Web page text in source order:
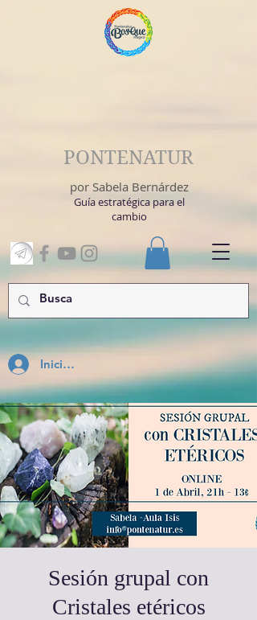
Inicia Sesión
PONTENATUR
por Sabela Bernárdez
Guía estratégica para el
cambio
Sesión grupal con
Cristales etéricos